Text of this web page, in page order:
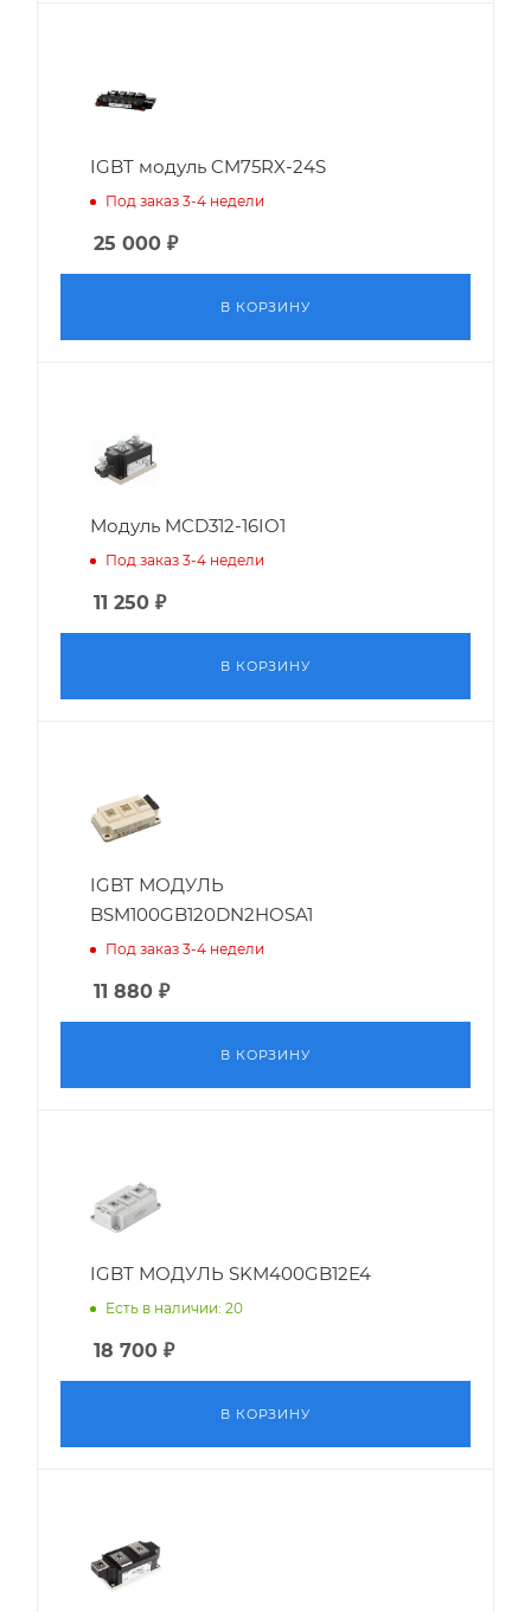
IGBT модуль CM75RX-24S
Под заказ 3-4 недели
25 000 ₽
В КОРЗИНУ
Модуль MCD312-16IO1
Под заказ 3-4 недели
11 250 ₽
В КОРЗИНУ
IGBT МОДУЛЬ
BSM100GB120DN2HOSA1
Под заказ 3-4 недели
11 880 ₽
В КОРЗИНУ
IGBT МОДУЛЬ SKM400GB12E4
Есть в наличии: 20
18 700 ₽
В КОРЗИНУ